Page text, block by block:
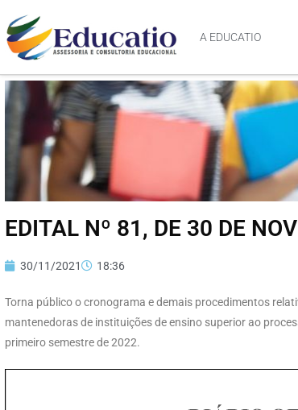
A EDUCATIO
EDITAL Nº 81, DE 30 DE
30/11/2021 18:36
Torna público o cronograma e demais procedimentos
mantenedoras de instituições de ensino superior ao
primeiro semestre de 2022.